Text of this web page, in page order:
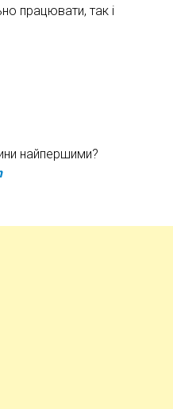
працювати, так і
найпершими?